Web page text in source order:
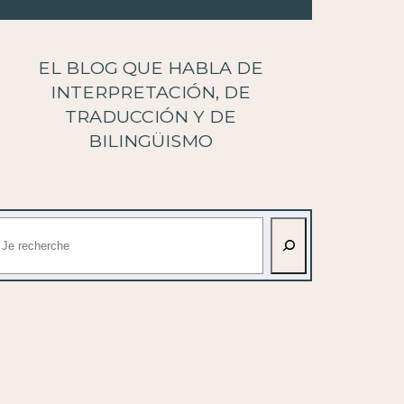
EL BLOG QUE HABLA DE
INTERPRETACIÓN, DE
TRADUCCIÓN Y DE
BILINGÜISMO